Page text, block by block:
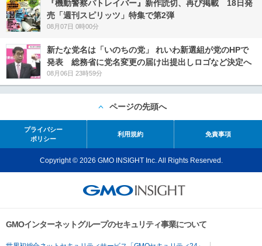
『機動警察パトレイバー』新作読切、再び掲載 18日発
売「週刊スピリッツ」特集で第2弾
08月07日 0時00分
新たな党名は「いのちの党」 れいわ新選組が党のHPで
発表 総務省に党名変更の届け出提出しロゴなど決定へ
08月06日 23時59分
ページの先頭へ
プライバシー
ポリシー
利用規約 免責事項
Copyright © 2026 GMO INSIGHT Inc. All Rights Reserved.
GMOインターネットグループのセキュリティ事業について